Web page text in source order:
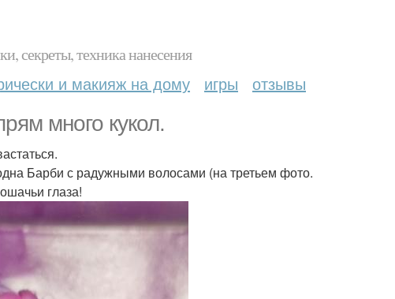
секреты, техника нанесения
и макияж на дому игры отзывы
много кукол.
Барби с радужными волосами (на третьем фото.
глаза!